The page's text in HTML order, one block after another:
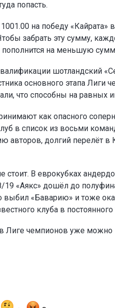
попасть.
на победу «Кайрата»
забрать эту сумму,
пополнится на меньшую
шотландский
основного этапа
что способны на равных
как опасного
в список из восьми
авторов, долгий перелёт в
стоит. В еврокубках
19 «Аякс» дошёл до
выбил «Баварию» и тоже
клуба в
Лиге чемпионов уже